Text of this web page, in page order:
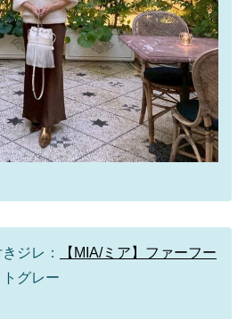
ジレ：
【MIA/ミア】ファーフー
グレー